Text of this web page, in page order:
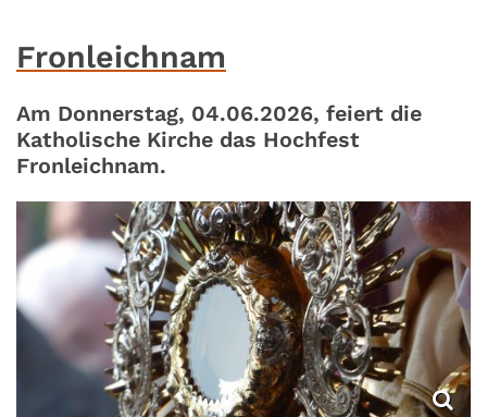
Fronleichnam
Am Donnerstag, 04.06.2026, feiert die
Katholische Kirche das Hochfest
Fronleichnam.